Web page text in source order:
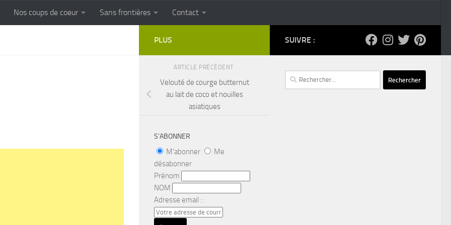
Cuisine populaire des terroirs
Nos coups de coeur Sans frontières Contact
SUIVRE :
Rechercher :
PLUS
ARTICLE PRÉCÉDENT
Velouté de courge butternut
au lait de coco et nouilles
asiatiques
S’ABONNER
M'abonner
Me
désabonner
Prénom
NOM
Adresse email : :